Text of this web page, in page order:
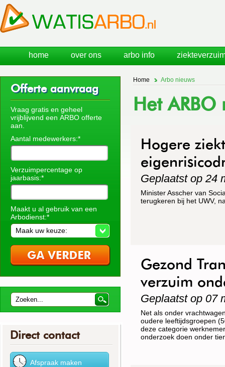
Home Arbo nieuws
Het
Hogere
Geplaatst op 24
Minister Asscher van
terugkeren bij het UWV,
Gezond
verzuim
Geplaatst op 07
Net als onder
oudere leeftijdsgroepen
deze categorie
onderzoek doen onder
Offerte aanvraag
Vraag gratis en geheel
vrijblijvend een ARBO offerte
aan.
Aantal medewerkers:*
Verzuimpercentage op
jaarbasis:*
Maakt u al gebruik van een
Arbodienst:*
Maak uw keuze:
Direct contact
home over ons arbo info